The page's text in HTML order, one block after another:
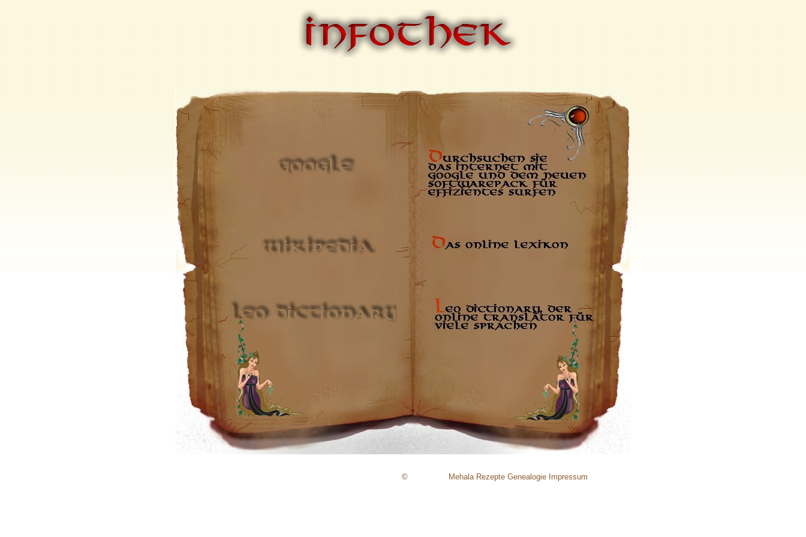
© Mehala Rezepte Genealogie Impressum